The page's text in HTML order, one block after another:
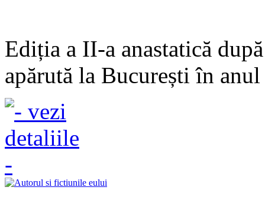
Ediția a II-a anastatică
apărută la București în